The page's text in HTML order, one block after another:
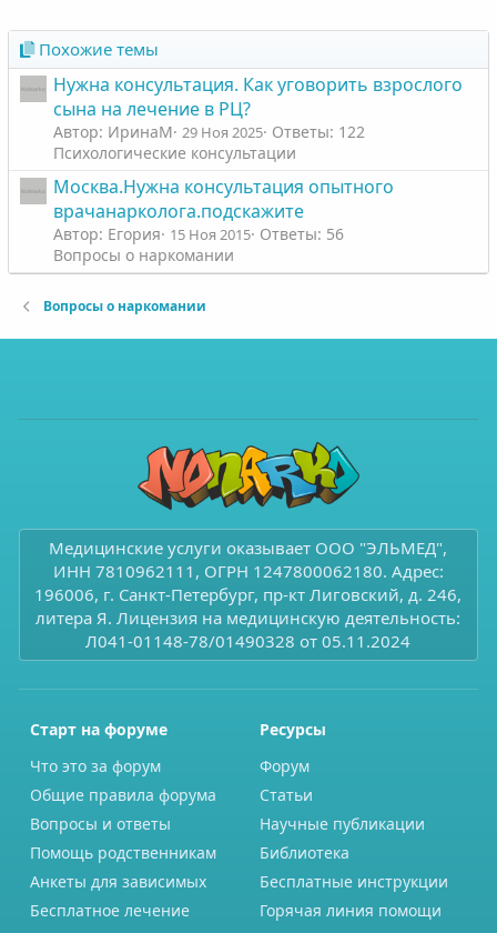
н
й
г
о
л
о
с
н
й
о
о
Похожие темы
Нужна консультация. Как уговорить взрослого
сына на лечение в РЦ?
Автор: ИринаМ 29 Ноя 2025 Ответы: 122
Психологические консультации
Москва.Нужна консультация опытного
врачанарколога.подскажите
Автор: Егория 15 Ноя 2015 Ответы: 56
Вопросы о наркомании
Вопросы о наркомании
Медицинские услуги оказывает ООО "ЭЛЬМЕД",
ИНН 7810962111, ОГРН 1247800062180. Адрес:
196006, г. Санкт-Петербург, пр-кт Лиговский, д. 246,
литера Я. Лицензия на медицинскую деятельность:
Л041-01148-78/01490328 от 05.11.2024
Старт на форуме
Что это за форум
Общие правила форума
Вопросы и ответы
Помощь родственникам
Анкеты для зависимых
Бесплатное лечение
Ресурсы
Форум
Статьи
Научные публикации
Библиотека
Бесплатные инструкции
Горячая линия помощи